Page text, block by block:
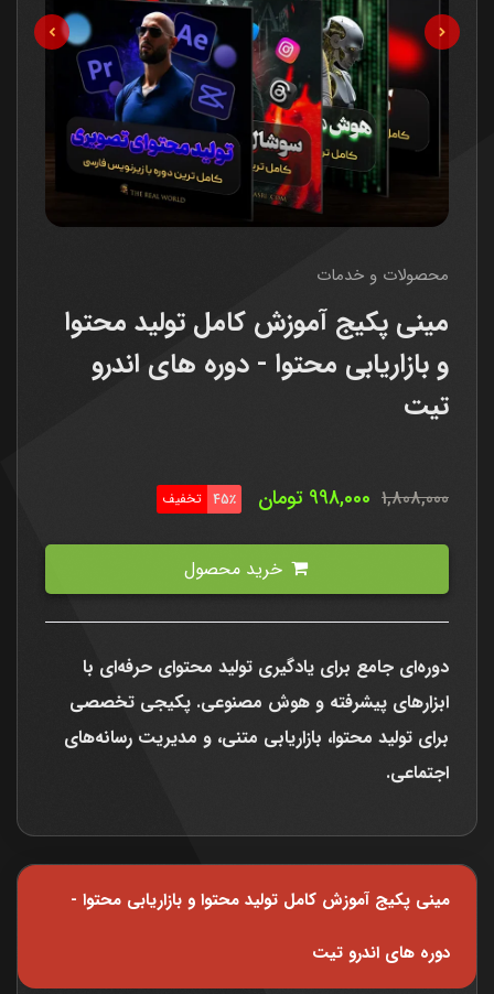
محصولات و خدمات
مینی پکیج آموزش کامل تولید محتوا
و بازاریابی محتوا - دوره های اندرو
تیت
1,808,000
998,000 تومان 45٪ تخفیف
خرید محصول
دوره‌ای جامع برای یادگیری تولید محتوای حرفه‌ای با
ابزارهای پیشرفته و هوش مصنوعی. پکیجی تخصصی
برای تولید محتوا، بازاریابی متنی، و مدیریت رسانه‌های
اجتماعی.
مینی پکیج آموزش کامل تولید محتوا و بازاریابی محتوا -
دوره های اندرو تیت